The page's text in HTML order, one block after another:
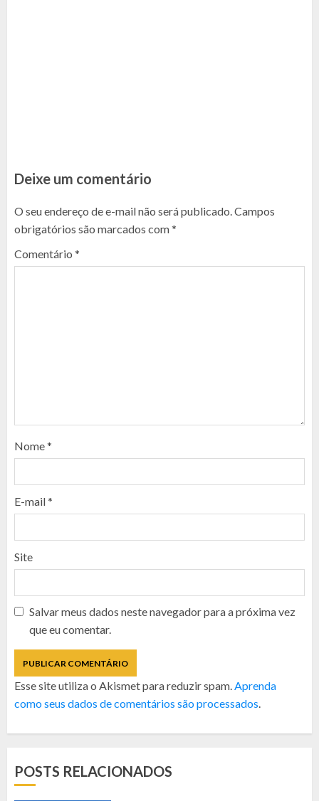
Deixe um comentário
O seu endereço de e-mail não será publicado.Campos
obrigatórios são marcados com*
Comentário *
Nome*
E-mail*
Site
Salvar meus dados neste navegador para a próxima vez
que eu comentar.
Esse site utiliza o Akismet para reduzir spam.Aprenda
como seus dados de comentários são processados.
POSTS RELACIONADOS